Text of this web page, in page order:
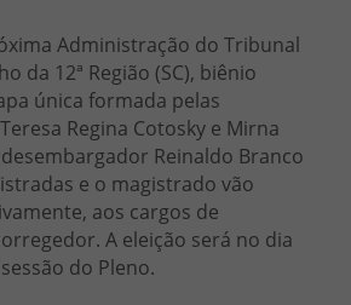
Administração do Tribunal
da 12ª Região (SC), biênio
única formada pelas
Regina Cotosky e Mirna
Reinaldo Branco
e o magistrado vão
aos cargos de
A eleição será no dia
do Pleno.